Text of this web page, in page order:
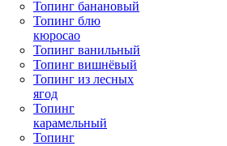
Топинг банановый
Топинг блю
кюросао
Топинг ванильный
Топинг вишнёвый
Топинг из лесных
ягод
Топинг
карамельный
Топинг